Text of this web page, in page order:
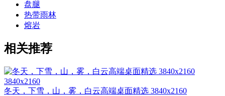
盘腿
热带雨林
熔岩
相关推荐
3840x2160
冬天，下雪，山，雾，白云高端桌面精选 3840x2160